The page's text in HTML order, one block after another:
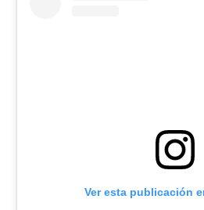
Ver esta publicación